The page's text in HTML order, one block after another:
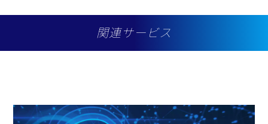
関連サービス